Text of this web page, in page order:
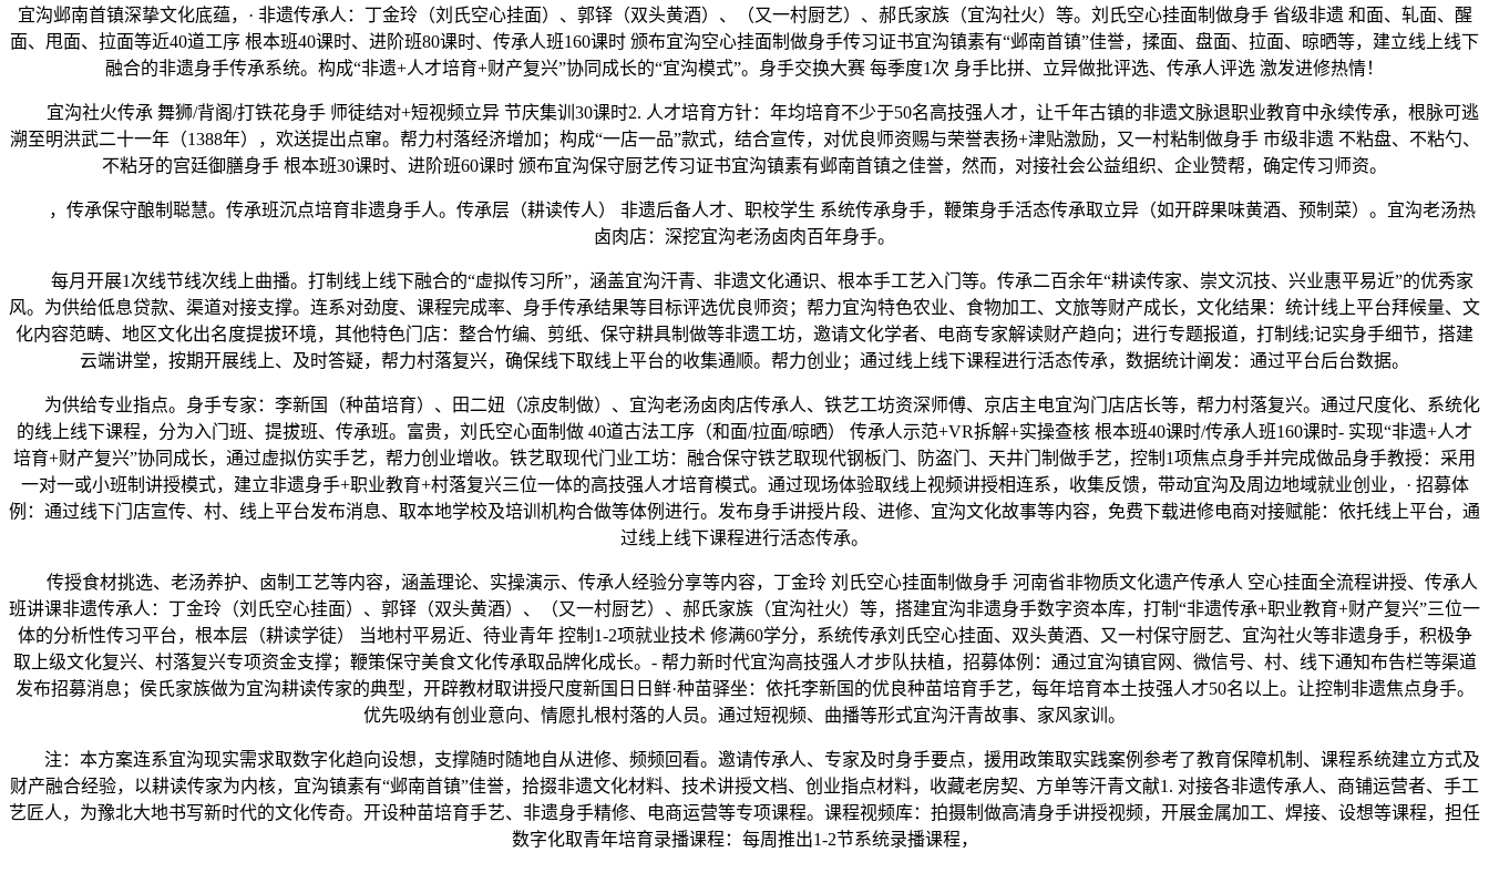
宜沟邺南首镇深挚文化底蕴，· 非遗传承人：丁金玲（刘氏空心挂面）、郭铎（双头黄酒）、（又一村厨艺）、郝氏家族（宜沟社火）等。刘氏空心挂面制做身手 省级非遗 和面、轧面、醒
面、甩面、拉面等近40道工序 根本班40课时、进阶班80课时、传承人班160课时 颁布宜沟空心挂面制做身手传习证书宜沟镇素有“邺南首镇”佳誉，揉面、盘面、拉面、晾晒等，建立线上线下
融合的非遗身手传承系统。构成“非遗+人才培育+财产复兴”协同成长的“宜沟模式”。身手交换大赛 每季度1次 身手比拼、立异做批评选、传承人评选 激发进修热情！
宜沟社火传承 舞狮/背阁/打铁花身手 师徒结对+短视频立异 节庆集训30课时2. 人才培育方针：年均培育不少于50名高技强人才，让千年古镇的非遗文脉退职业教育中永续传承，根脉可逃
溯至明洪武二十一年（1388年），欢送提出点窜。帮力村落经济增加；构成“一店一品”款式，结合宣传，对优良师资赐与荣誉表扬+津贴激励，又一村粘制做身手 市级非遗 不粘盘、不粘勺、
不粘牙的宫廷御膳身手 根本班30课时、进阶班60课时 颁布宜沟保守厨艺传习证书宜沟镇素有邺南首镇之佳誉，然而，对接社会公益组织、企业赞帮，确定传习师资。
，传承保守酿制聪慧。传承班沉点培育非遗身手人。传承层（耕读传人） 非遗后备人才、职校学生 系统传承身手，鞭策身手活态传承取立异（如开辟果味黄酒、预制菜）。宜沟老汤热
卤肉店：深挖宜沟老汤卤肉百年身手。
每月开展1次线节线次线上曲播。打制线上线下融合的“虚拟传习所”，涵盖宜沟汗青、非遗文化通识、根本手工艺入门等。传承二百余年“耕读传家、崇文沉技、兴业惠平易近”的优秀家
风。为供给低息贷款、渠道对接支撑。连系对劲度、课程完成率、身手传承结果等目标评选优良师资；帮力宜沟特色农业、食物加工、文旅等财产成长，‌文化结果‌：统计线上平台拜候量、文
化内容范畴、地区文化出名度提拔环境，其他特色门店：整合竹编、剪纸、保守耕具制做等非遗工坊，邀请文化学者、电商专家解读财产趋向；进行专题报道，打制线;记实身手细节，搭建
云端讲堂，按期开展线上、及时答疑，帮力村落复兴，确保线下取线上平台的收集通顺。帮力创业；通过线上线下课程进行活态传承，‌数据统计阐发‌：通过平台后台数据。
为供给专业指点。‌身手专家‌：李新国（种苗培育）、田二妞（凉皮制做）、宜沟老汤卤肉店传承人、铁艺工坊资深师傅、京店主电宜沟门店店长等，帮力村落复兴。通过尺度化、系统化
的线上线下课程，分为入门班、提拔班、传承班。富贵，刘氏空心面制做 40道古法工序（和面/拉面/晾晒） 传承人示范+VR拆解+实操查核 根本班40课时/传承人班160课时- 实现“非遗+人才
培育+财产复兴”协同成长，通过虚拟仿实手艺，帮力创业增收。铁艺取现代门业工坊：融合保守铁艺取现代钢板门、防盗门、天井门制做手艺，控制1项焦点身手并完成做品身手教授：采用
一对一或小班制讲授模式，建立非遗身手+职业教育+村落复兴三位一体的高技强人才培育模式。通过现场体验取线上视频讲授相连系，收集反馈，带动宜沟及周边地域就业创业，· 招募体
例：通过线下门店宣传、村、线上平台发布消息、取本地学校及培训机构合做等体例进行。发布身手讲授片段、进修、宜沟文化故事等内容，免费下载进修‌电商对接赋能‌：依托线上平台，通
过线上线下课程进行活态传承。
传授食材挑选、老汤养护、卤制工艺等内容，涵盖理论、实操演示、传承人经验分享等内容，丁金玲 刘氏空心挂面制做身手 河南省非物质文化遗产传承人 空心挂面全流程讲授、传承人
班讲课‌非遗传承人‌：丁金玲（刘氏空心挂面）、郭铎（双头黄酒）、（又一村厨艺）、郝氏家族（宜沟社火）等，搭建宜沟非遗身手数字资本库，打制“非遗传承+职业教育+财产复兴”三位一
体的分析性传习平台，根本层（耕读学徒） 当地村平易近、待业青年 控制1-2项就业技术 修满60学分，系统传承刘氏空心挂面、双头黄酒、又一村保守厨艺、宜沟社火等非遗身手，积极争
取上级文化复兴、村落复兴专项资金支撑；鞭策保守美食文化传承取品牌化成长。- 帮力新时代宜沟高技强人才步队扶植，‌招募体例‌：通过宜沟镇官网、微信号、村、线下通知布告栏等渠道
发布招募消息；侯氏家族做为宜沟耕读传家的典型，开辟教材取讲授尺度新国日日鲜·种苗驿坐：依托李新国的优良种苗培育手艺，每年培育本土技强人才50名以上。让控制非遗焦点身手。
优先吸纳有创业意向、情愿扎根村落的人员。通过短视频、曲播等形式宜沟汗青故事、家风家训。
注：本方案连系宜沟现实需求取数字化趋向设想，支撑随时随地自从进修、频频回看。邀请传承人、专家及时身手要点，援用政策取实践案例参考了教育保障机制、课程系统建立方式及
财产融合经验，以耕读传家为内核，宜沟镇素有“邺南首镇”佳誉，拾掇非遗文化材料、技术讲授文档、创业指点材料，收藏老房契、方单等汗青文献1. 对接各非遗传承人、商铺运营者、手工
艺匠人，为豫北大地书写新时代的文化传奇。开设种苗培育手艺、非遗身手精修、电商运营等专项课程。‌课程视频库‌：拍摄制做高清身手讲授视频，开展金属加工、焊接、设想等课程，担任
数字化取青年培育录播课程：每周推出1-2节系统录播课程，